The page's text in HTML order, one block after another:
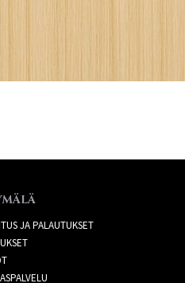
JA PALAUTUKSET